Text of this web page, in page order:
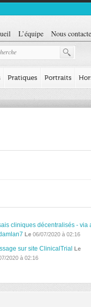
L’équipe Nous
Pratiques Portraits
cliniques décentralisés - via
Le06/07/2020 à 02:16
sur site ClinicalTrial Le
2020 à 02:16